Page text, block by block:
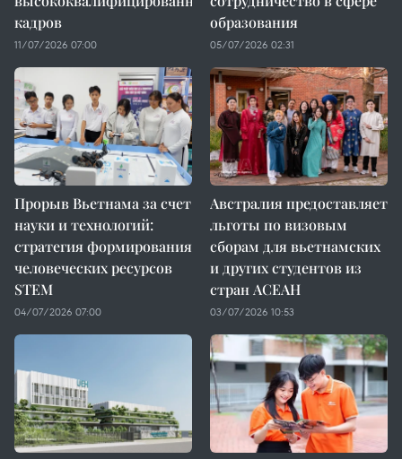
кадров
11/07/2026 07:00
образования
05/07/2026 02:31
Прорыв Вьетнама за счет
науки и технологий:
стратегия формирования
человеческих ресурсов
STEM
04/07/2026 07:00
Австралия предоставляет
льготы по визовым
сборам для вьетнамских
и других студентов из
стран АСЕАН
03/07/2026 10:53